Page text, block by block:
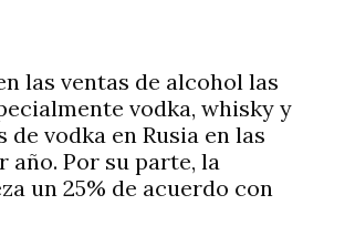
las ventas de alcohol las
vodka, whisky y
vodka en Rusia en las
año. Por su parte, la
un 25% de acuerdo con